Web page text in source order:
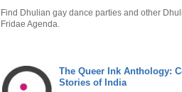
Find Dhulian gay dance parties and other
Fridae Agenda.
The Queer Ink Anthology:
Stories of India